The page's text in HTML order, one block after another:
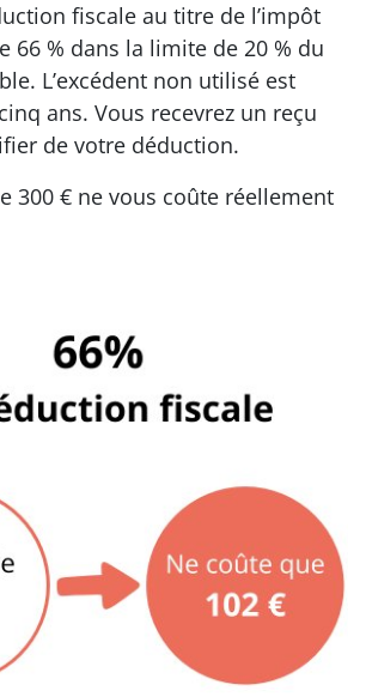
fiscale au titre de l’impôt
66 % dans la limite de 20 % du
L’excédent non utilisé est
ans. Vous recevrez un reçu
de votre déduction.
300 € ne vous coûte réellement